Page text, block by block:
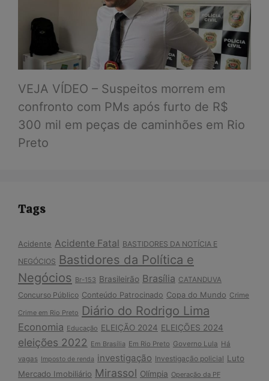
VEJA VÍDEO – Suspeitos morrem em
confronto com PMs após furto de R$
300 mil em peças de caminhões em Rio
Preto
Tags
Acidente Acidente Fatal BASTIDORES DA NOTÍCIA E
NEGÓCIOS Bastidores da Política e
Negócios Br-153 Brasileirão Brasília CATANDUVA
Concurso Público Conteúdo Patrocinado Copa do Mundo Crime
Crime em Rio Preto Diário do Rodrigo Lima
Economia Educação ELEIÇÃO 2024 ELEIÇÕES 2024
eleições 2022 Em Brasília Em Rio Preto Governo Lula Há
vagas
Imposto de renda investigação Investigação policial Luto
Mercado Imobiliário Mirassol Olímpia Operação da PF